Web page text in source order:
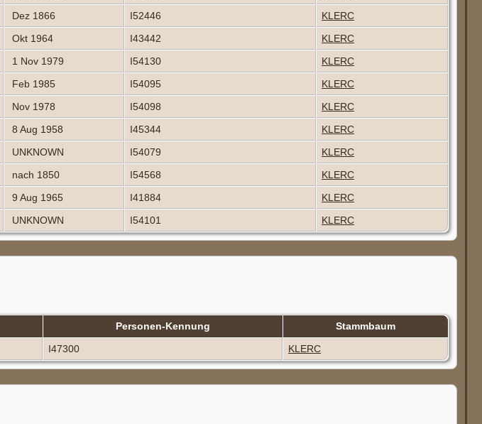
Dez 1866 I52446
KLERC
Okt 1964 I43442
KLERC
1 Nov 1979 I54130
KLERC
Feb 1985 I54095
KLERC
Nov 1978 I54098
KLERC
8 Aug 1958 I45344
KLERC
UNKNOWN I54079
KLERC
nach 1850 I54568
KLERC
9 Aug 1965 I41884
KLERC
UNKNOWN I54101 KLERC
Personen-Kennung
Stammbaum
I47300 KLERC